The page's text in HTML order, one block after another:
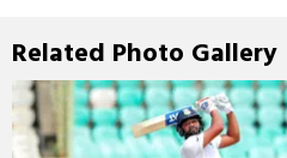
Related Photo Gallery